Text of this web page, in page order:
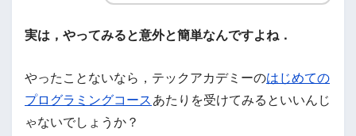
実は，やってみると意外と簡単なんですよね．
やったことないなら，テックアカデミーのはじめての
プログラミングコース あたりを受けてみるといいんじ
ゃないでしょうか？